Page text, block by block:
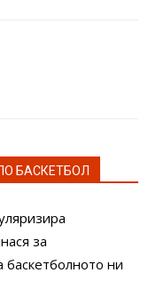
БАСКЕТБОЛ
за
ни